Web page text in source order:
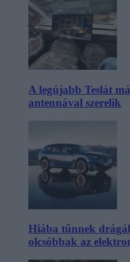
A legújabb Teslát
antennával szerelik
Hiába tűnnek
olcsóbbak az